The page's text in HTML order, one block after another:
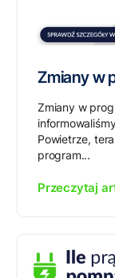
Zmiany w
Zmiany w
Powietrze,
program...
Przeczytaj